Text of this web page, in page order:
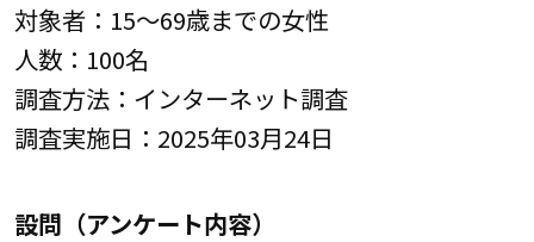
対象者：15～69歳までの女性
人数：100名
調査方法：インターネット調査
調査実施日：2025年03月24日
設問（アンケート内容）